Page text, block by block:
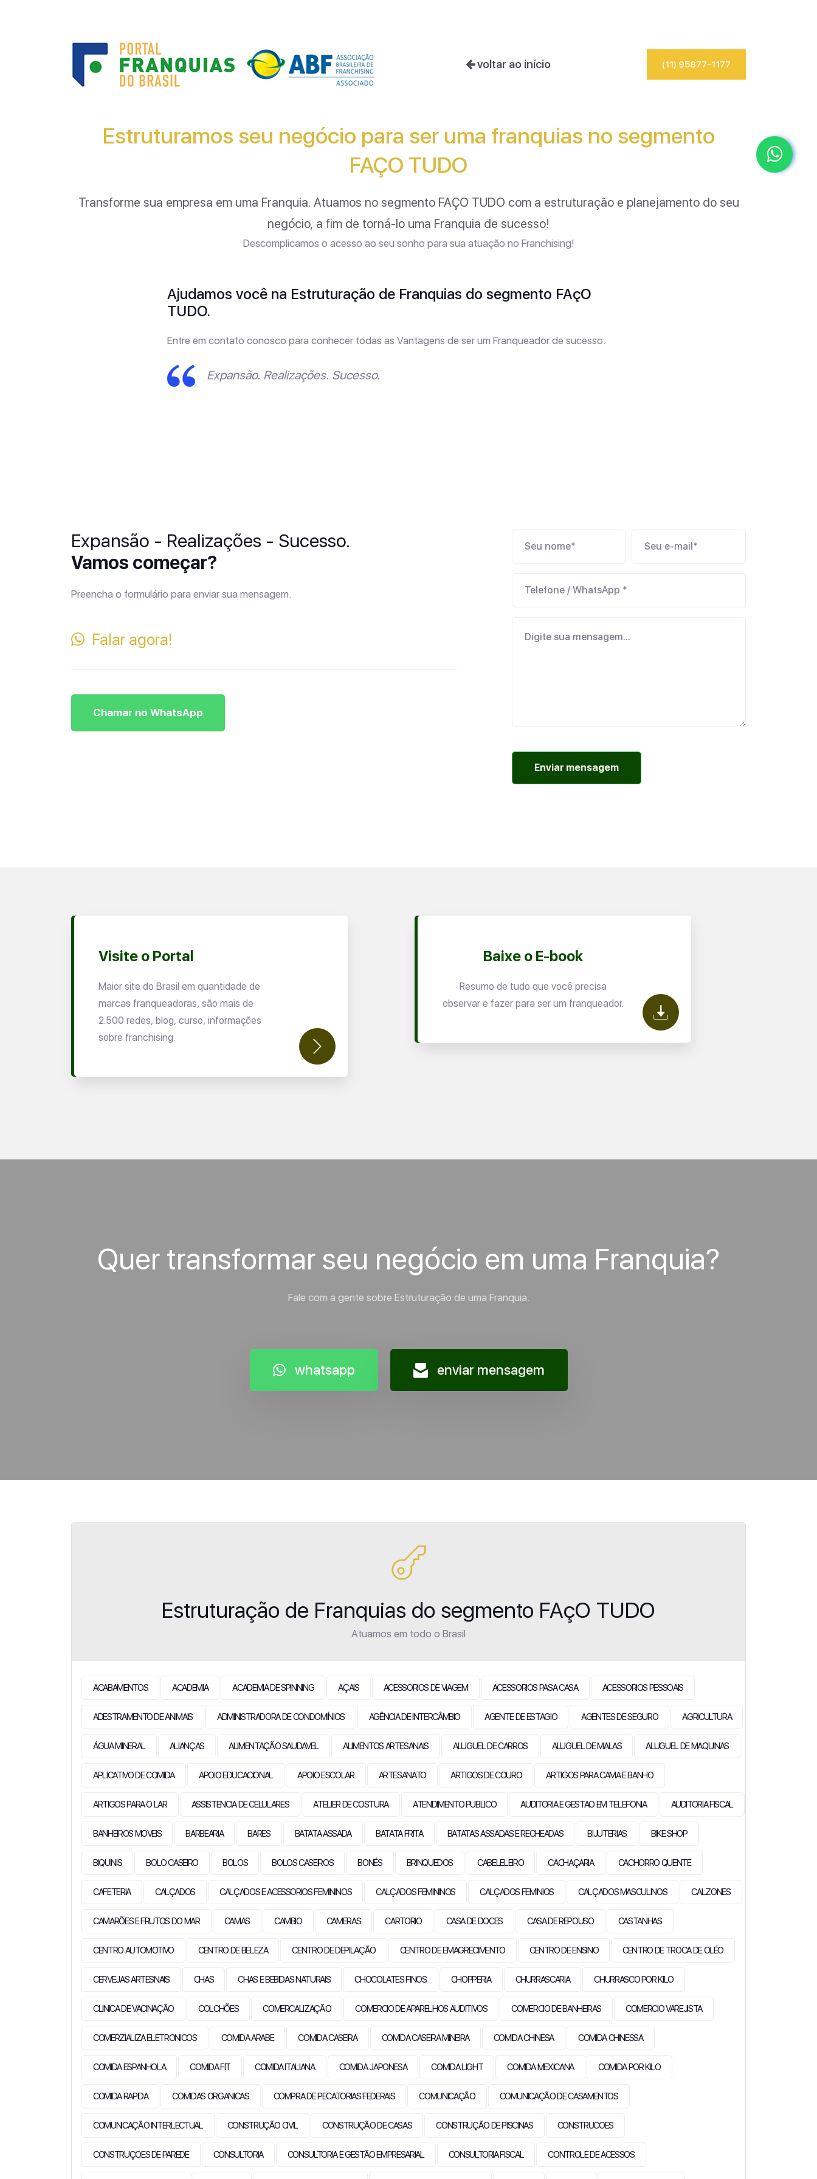
voltar ao início (11) 95877-1177
Estruturamos seu negócio para ser uma franquias no segmento
FAÇO TUDO
Transforme sua empresa em uma Franquia. Atuamos no segmento FAÇO TUDO com a estruturação e planejamento do seu
negócio, a fim de torná-lo uma Franquia de sucesso!
Descomplicamos o acesso ao seu sonho para sua atuação no Franchising!
Ajudamos você na Estruturação de Franquias do segmento FAçO
TUDO.
Entre em contato conosco para conhecer todas as Vantagens de ser um Franqueador de sucesso.
Expansão. Realizações. Sucesso.
Expansão - Realizações - Sucesso.
Vamos começar?
Preencha o formulário para enviar sua mensagem.
Falar agora!
Chamar no WhatsApp
Enviar mensagem
Baixe o E-book
Resumo de tudo que você precisa
observar e fazer para ser um franqueador.
Visite o Portal
Maior site do Brasil em quantidade de
marcas franqueadoras, são mais de
2.500 redes, blog, curso, informações
sobre franchising.
Quer transformar seu negócio em uma Franquia?
Fale com a gente sobre Estruturação de uma Franquia.
whatsapp enviar mensagem
Estruturação de Franquias do segmento FAçO TUDO
Atuamos em todo o Brasil
ACABAMENTOS ACADEMIA ACADEMIA DE SPINNING AÇAIS ACESSORIOS DE VIAGEM ACESSORIOS PASA CASA ACESSORIOS PESSOAIS
ADESTRAMENTO DE ANIMAIS ADMINISTRADORA DE CONDOMÍNIOS AGÊNCIA DE INTERCÂMBIO AGENTE DE ESTAGIO AGENTES DE SEGURO AGRICULTURA
ÁGUA MINERAL ALIANÇAS ALIMENTAÇÃO SAUDAVEL ALIMENTOS ARTESANAIS ALUGUEL DE CARROS ALUGUEL DE MALAS ALUGUEL DE MAQUINAS
APLICATIVO DE COMIDA APOIO EDUCACIONAL APOIO ESCOLAR ARTESANATO ARTIGOS DE COURO ARTIGOS PARA CAMA E BANHO
ARTIGOS PARA O LAR ASSISTENCIA DE CELULARES ATELIER DE COSTURA ATENDIMENTO PUBLICO AUDITORIA E GESTAO EM TELEFONIA AUDITORIA FISCAL
BANHEIROS MOVEIS BARBEARIA BARES BATATA ASSADA BATATA FRITA BATATAS ASSADAS E RECHEADAS BIJUTERIAS BIKE SHOP
BIQUINIS BOLO CASEIRO BOLOS BOLOS CASEIROS BONÉS BRINQUEDOS CABELELEIRO CACHAÇARIA CACHORRO QUENTE
CAFETERIA CALÇADOS CALÇADOS E ACESSORIOS FEMININOS CALÇADOS FEMININOS CALÇADOS FEMINIOS CALÇADOS MASCULINOS CALZONES
CAMARÕES E FRUTOS DO MAR CAMAS CAMBIO CAMERAS CARTORIO CASA DE DOCES CASA DE REPOUSO CASTANHAS
CENTRO AUTOMOTIVO CENTRO DE BELEZA CENTRO DE DEPILAÇÃO CENTRO DE EMAGRECIMENTO CENTRO DE ENSINO CENTRO DE TROCA DE OLÉO
CERVEJAS ARTESNAIS CHAS CHAS E BEBIDAS NATURAIS CHOCOLATES FINOS CHOPPERIA CHURRASCARIA CHURRASCO POR KILO
CLINICA DE VACINAÇÃO COLCHÕES COMERCALIZAÇÃO COMERCIO DE APARELHOS AUDITIVOS COMERCIO DE BANHEIRAS COMERCIO VAREJISTA
COMERZIALIZA ELETRONICOS COMIDA ARABE COMIDA CASEIRA COMIDA CASEIRA MINEIRA COMIDA CHINESA COMIDA CHINESSA
COMIDA ESPANHOLA COMIDA FIT COMIDA ITALIANA COMIDA JAPONESA COMIDA LIGHT COMIDA MEXICANA COMIDA POR KILO
COMIDA RAPIDA COMIDAS ORGANICAS COMPRA DE PECATORIAS FEDERAIS COMUNICAÇÃO COMUNICAÇÃO DE CASAMENTOS
COMUNICAÇÃO INTERLECTUAL CONSTRUÇÃO CIVIL CONSTRUÇÃO DE CASAS CONSTRUÇÃO DE PISCINAS CONSTRUCOES
CONSTRUÇOES DE PAREDE CONSULTORIA CONSULTORIA E GESTÃO EMPRESARIAL CONSULTORIA FISCAL CONTROLE DE ACESSOS